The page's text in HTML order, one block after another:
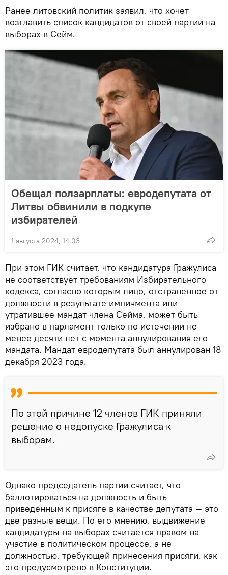
Ранее литовский политик заявил, что хочет
возглавить список кандидатов от своей партии на
выборах в Сейм.
Обещал ползарплаты: евродепутата от
Литвы обвинили в подкупе
избирателей
1 августа 2024, 14:03
При этом ГИК считает, что кандидатура Гражулиса
не соответствует требованиям Избирательного
кодекса, согласно которым лицо, отстраненное от
должности в результате импичмента или
утратившее мандат члена Сейма, может быть
избрано в парламент только по истечении не
менее десяти лет с момента аннулирования его
мандата. Мандат евродепутата был аннулирован 18
декабря 2023 года.
По этой причине 12 членов ГИК приняли
решение о недопуске Гражулиса к
выборам.
Однако председатель партии считает, что
баллотироваться на должность и быть
приведенным к присяге в качестве депутата — это
две разные вещи. По его мнению, выдвижение
кандидатуры на выборах считается правом на
участие в политическом процессе, а не
должностью, требующей принесения присяги, как
это предусмотрено в Конституции.